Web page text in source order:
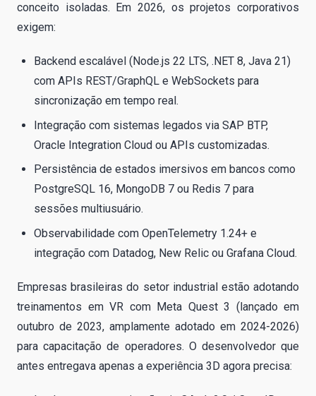
conceito isoladas. Em 2026, os projetos corporativos
exigem:
Backend escalável (Node.js 22 LTS, .NET 8, Java 21)
com APIs REST/GraphQL e WebSockets para
sincronização em tempo real.
Integração com sistemas legados via SAP BTP,
Oracle Integration Cloud ou APIs customizadas.
Persistência de estados imersivos em bancos como
PostgreSQL 16, MongoDB 7 ou Redis 7 para
sessões multiusuário.
Observabilidade com OpenTelemetry 1.24+ e
integração com Datadog, New Relic ou Grafana Cloud.
Empresas brasileiras do setor industrial estão adotando
treinamentos em VR com Meta Quest 3 (lançado em
outubro de 2023, amplamente adotado em 2024-2026)
para capacitação de operadores. O desenvolvedor que
antes entregava apenas a experiência 3D agora precisa: